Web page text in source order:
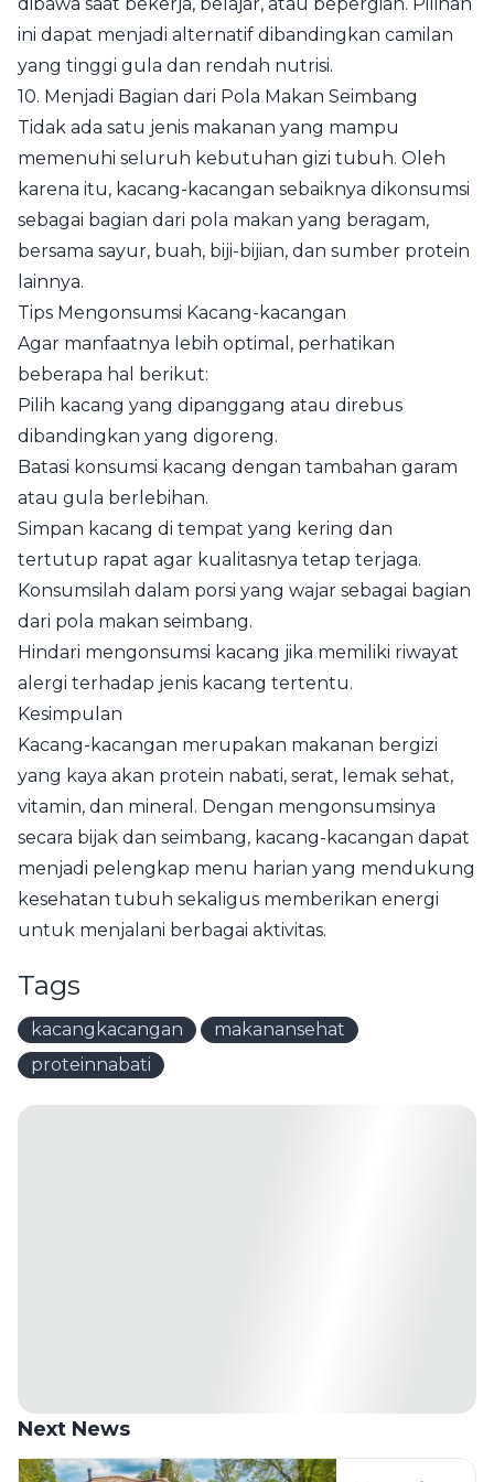
ini dapat menjadi alternatif dibandingkan camilan
yang tinggi gula dan rendah nutrisi.
10. Menjadi Bagian dari Pola Makan Seimbang
Tidak ada satu jenis makanan yang mampu
memenuhi seluruh kebutuhan gizi tubuh. Oleh
karena itu, kacang-kacangan sebaiknya dikonsumsi
sebagai bagian dari pola makan yang beragam,
bersama sayur, buah, biji-bijian, dan sumber protein
lainnya.
Tips Mengonsumsi Kacang-kacangan
Agar manfaatnya lebih optimal, perhatikan
beberapa hal berikut:
Pilih kacang yang dipanggang atau direbus
dibandingkan yang digoreng.
Batasi konsumsi kacang dengan tambahan garam
atau gula berlebihan.
Simpan kacang di tempat yang kering dan
tertutup rapat agar kualitasnya tetap terjaga.
Konsumsilah dalam porsi yang wajar sebagai bagian
dari pola makan seimbang.
Hindari mengonsumsi kacang jika memiliki riwayat
alergi terhadap jenis kacang tertentu.
Kesimpulan
Kacang-kacangan merupakan makanan bergizi
yang kaya akan protein nabati, serat, lemak sehat,
vitamin, dan mineral. Dengan mengonsumsinya
secara bijak dan seimbang, kacang-kacangan dapat
menjadi pelengkap menu harian yang mendukung
kesehatan tubuh sekaligus memberikan energi
untuk menjalani berbagai aktivitas.
Tags
kacangkacangan
makanansehat
proteinnabati
Next News